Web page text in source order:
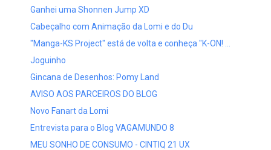
Ganhei uma Shonnen Jump XD
Cabeçalho com Animação da Lomi e do Du
"Manga-KS Project" está de volta e conheça "K-ON! ...
Joguinho
Gincana de Desenhos: Pomy Land
AVISO AOS PARCEIROS DO BLOG
Novo Fanart da Lomi
Entrevista para o Blog VAGAMUNDO 8
MEU SONHO DE CONSUMO - CINTIQ 21 UX